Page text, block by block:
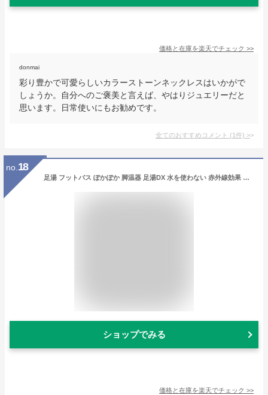
価格と在庫を楽天でチェック >>
donmai
彩り豊かで可愛らしいカラーストーンネックレスはいかがで
しょうか。自分へのご褒美と言えば、やはりジュエリーだと
思います。日常使いにもお勧めです。
全てのおすすめコメント (1件) >
no. 18
足湯 フットバス ぽかぽか 脚温器 足湯DX 水を使わない 赤外線効果 温かい 省エネ フットカバー付き 足湯器 足温器 家庭用 足元 あったかい リラックス 健康 フットケア 木目調 おしゃれ ASAHI アサヒ AY-2022N 【代引/同梱不可】
ショップでみる
価格と在庫を楽天でチェック >>